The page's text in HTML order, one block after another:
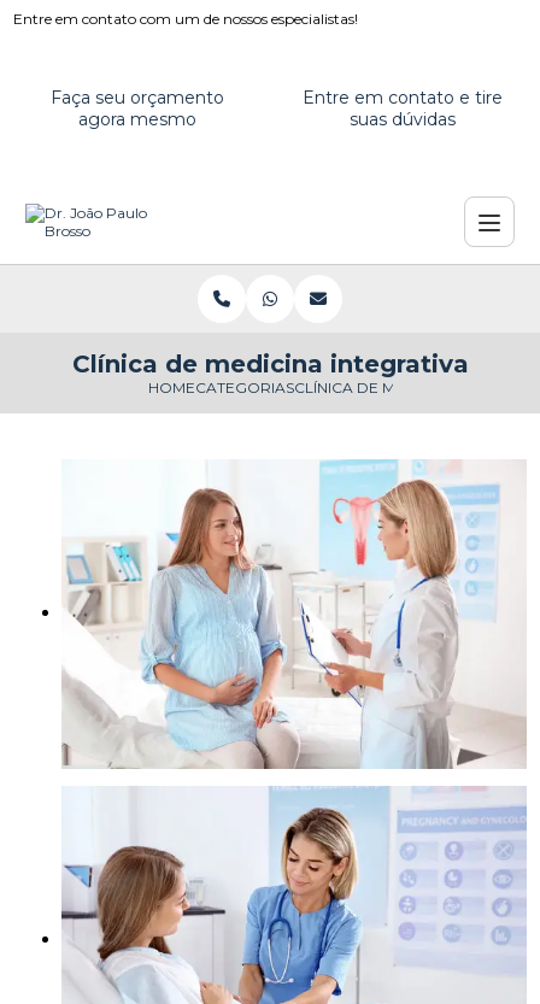
Entre em contato com um de nossos especialistas!
Faça seu orçamento
agora mesmo
Entre em contato e tire
suas dúvidas
HOMECATEGORIASCLÍNICA DE MEDICINA
Clínica de medicina integrativa